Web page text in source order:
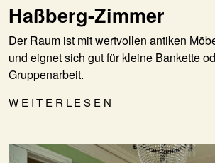
Haßberg-Zimmer
Der Raum ist mit wertvollen antiken
und eignet sich gut für kleine Bankette
Gruppenarbeit.
WEITERLESEN